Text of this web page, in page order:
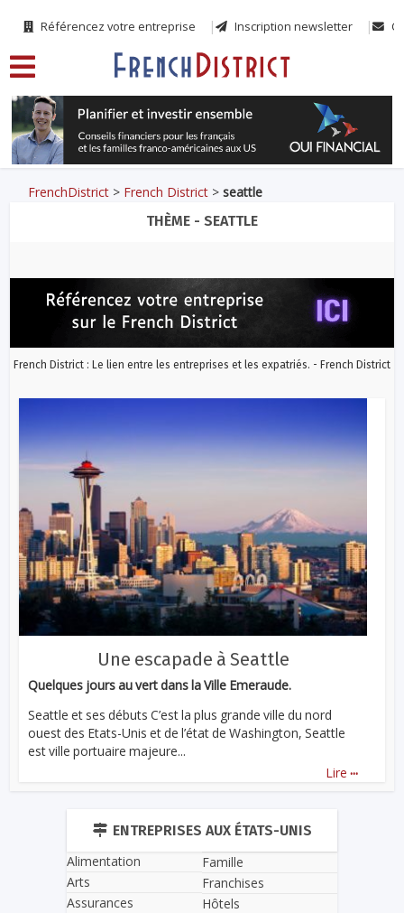
Référencez votre entreprise Inscription newsletter
FrenchDistrict > French District >seattle
THÈME - SEATTLE
French District : Le lien entre les entreprises et les expatriés. - French District
Une escapade à Seattle
Quelques jours au vert dans la Ville Emeraude.
Seattle et ses débuts C’est la plus grande ville du nord
ouest des Etats-Unis et de l’état de Washington, Seattle
est ville portuaire majeure...
Lire ...
ENTREPRISES AUX ÉTATS-UNIS
Alimentation
Arts
Assurances
Famille
Franchises
Hôtels